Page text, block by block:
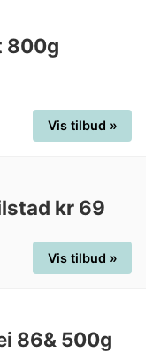
800g
Vis tilbud »
kr 69
Vis tilbud »
86& 500g